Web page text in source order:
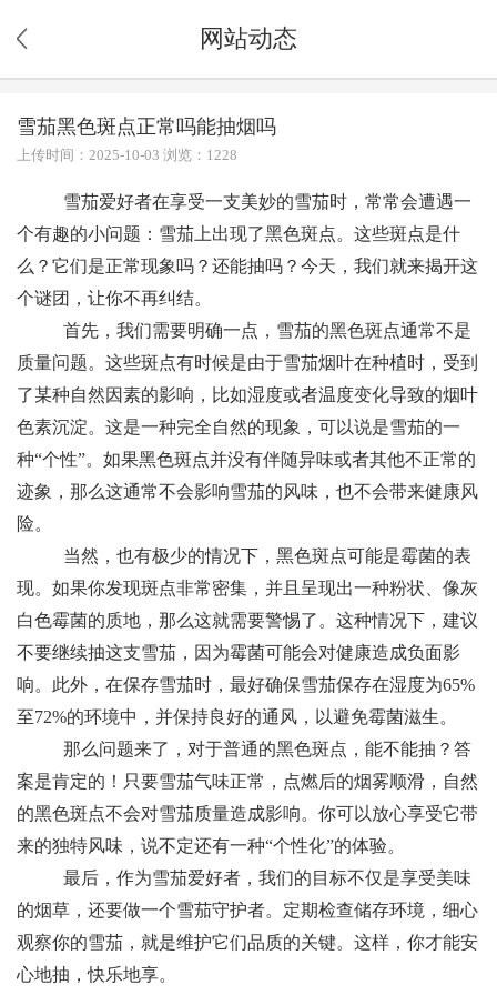
网站动态
雪茄黑色斑点正常吗能抽烟吗
上传时间：2025-10-03 浏览：1228
雪茄爱好者在享受一支美妙的雪茄时，常常会遭遇一
个有趣的小问题：雪茄上出现了黑色斑点。这些斑点是什
么？它们是正常现象吗？还能抽吗？今天，我们就来揭开这
个谜团，让你不再纠结。
首先，我们需要明确一点，雪茄的黑色斑点通常不是
质量问题。这些斑点有时候是由于雪茄烟叶在种植时，受到
了某种自然因素的影响，比如湿度或者温度变化导致的烟叶
色素沉淀。这是一种完全自然的现象，可以说是雪茄的一
种“个性”。如果黑色斑点并没有伴随异味或者其他不正常的
迹象，那么这通常不会影响雪茄的风味，也不会带来健康风
险。
当然，也有极少的情况下，黑色斑点可能是霉菌的表
现。如果你发现斑点非常密集，并且呈现出一种粉状、像灰
白色霉菌的质地，那么这就需要警惕了。这种情况下，建议
不要继续抽这支雪茄，因为霉菌可能会对健康造成负面影
响。此外，在保存雪茄时，最好确保雪茄保存在湿度为65%
至72%的环境中，并保持良好的通风，以避免霉菌滋生。
那么问题来了，对于普通的黑色斑点，能不能抽？答
案是肯定的！只要雪茄气味正常，点燃后的烟雾顺滑，自然
的黑色斑点不会对雪茄质量造成影响。你可以放心享受它带
来的独特风味，说不定还有一种“个性化”的体验。
最后，作为雪茄爱好者，我们的目标不仅是享受美味
的烟草，还要做一个雪茄守护者。定期检查储存环境，细心
观察你的雪茄，就是维护它们品质的关键。这样，你才能安
心地抽，快乐地享。